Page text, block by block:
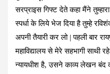
सरप्राइस गिफ्ट देते कहा मैंने
स्पर्धा के लिये भेज दिया है तुम्हे
अपनी तैयारी कर लो | पहली बार
महाविद्यालय से मेरे सहभागी साथी
न्यायधीश है, उसने काव्य लेखन